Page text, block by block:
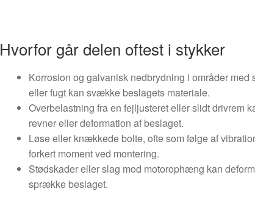
Hvorfor går delen oftest i stykker
Korrosion og galvanisk nedbrydning i områder med
eller fugt kan svække beslagets materiale.
Overbelastning fra en fejljusteret eller slidt drivrem
revner eller deformation af beslaget.
Løse eller knækkede bolte, ofte som følge af
forkert moment ved montering.
Stødskader eller slag mod motorophæng kan
sprække beslaget.